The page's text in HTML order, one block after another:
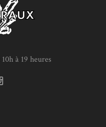
à 19 heures